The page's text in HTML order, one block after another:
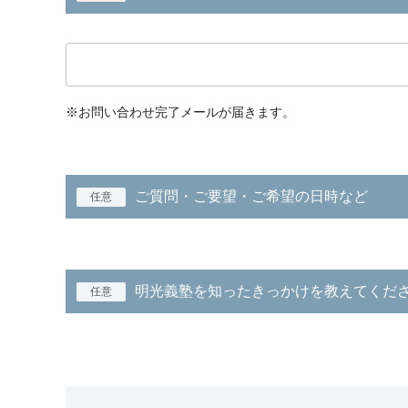
※お問い合わせ完了メールが届きます。
任意 ご質問・ご要望・ご希望の日時など
任意 明光義塾を知ったきっかけを教えてくだ